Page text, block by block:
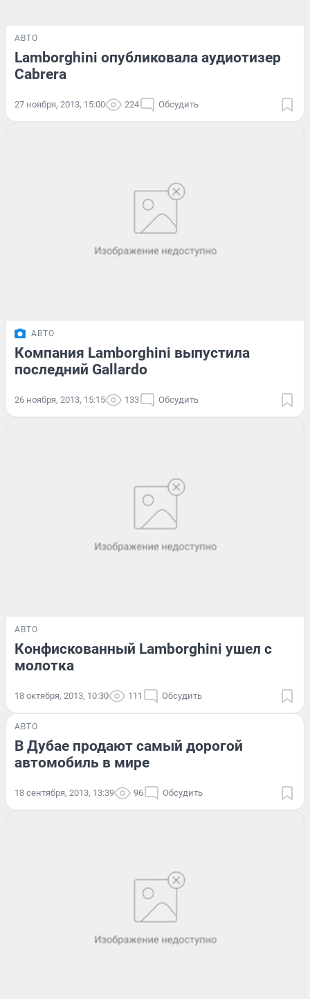
АВТО
Lamborghini опубликовала аудиотизер
Cabrera
27 ноября, 2013, 15:00 224 Обсудить
АВТО
Компания Lamborghini выпустила
последний Gallardo
26 ноября, 2013, 15:15 133 Обсудить
АВТО
Конфискованный Lamborghini ушел с
молотка
18 октября, 2013, 10:30 111 Обсудить
АВТО
В Дубае продают самый дорогой
автомобиль в мире
18 сентября, 2013, 13:39 96 Обсудить